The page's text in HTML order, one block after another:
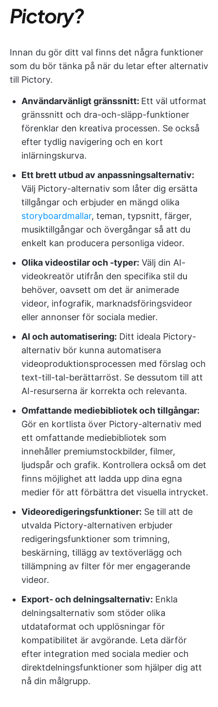
Pictory?
Innan du gör ditt val finns det några funktioner
som du bör tänka på när du letar efter alternativ
till Pictory.
Användarvänligt gränssnitt: Ett väl utformat
gränssnitt och dra-och-släpp-funktioner
förenklar den kreativa processen. Se också
efter tydlig navigering och en kort
inlärningskurva.
Ett brett utbud av anpassningsalternativ:
Välj Pictory-alternativ som låter dig ersätta
tillgångar och erbjuder en mängd olika
storyboardmallar, teman, typsnitt, färger,
musiktillgångar och övergångar så att du
enkelt kan producera personliga videor.
Olika videostilar och -typer: Välj din AI-
videokreatör utifrån den specifika stil du
behöver, oavsett om det är animerade
videor, infografik, marknadsföringsvideor
eller annonser för sociala medier.
AI och automatisering: Ditt ideala Pictory-
alternativ bör kunna automatisera
videoproduktionsprocessen med förslag och
text-till-tal-berättarröst. Se dessutom till att
AI-resurserna är korrekta och relevanta.
Omfattande mediebibliotek och tillgångar:
Gör en kortlista över Pictory-alternativ med
ett omfattande mediebibliotek som
innehåller premiumstockbilder, filmer,
ljudspår och grafik. Kontrollera också om det
finns möjlighet att ladda upp dina egna
medier för att förbättra det visuella intrycket.
Videoredigeringsfunktioner: Se till att de
utvalda Pictory-alternativen erbjuder
redigeringsfunktioner som trimning,
beskärning, tillägg av textöverlägg och
tillämpning av filter för mer engagerande
videor.
Export- och delningsalternativ: Enkla
delningsalternativ som stöder olika
utdataformat och upplösningar för
kompatibilitet är avgörande. Leta därför
efter integration med sociala medier och
direktdelningsfunktioner som hjälper dig att
nå din målgrupp.